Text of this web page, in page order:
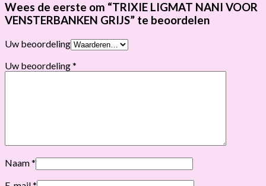
Wees de eerste om “TRIXIE LIGMAT NANI VOOR
VENSTERBANKEN GRIJS” te beoordelen
Uw beoordeling
Uw beoordeling*
Naam*